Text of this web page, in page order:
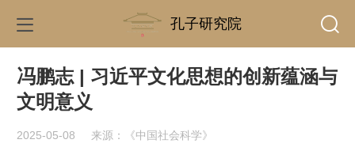
孔子研究院
冯鹏志 | 习近平文化思想的创新蕴涵与
文明意义
2025-05-08 来源：《中国社会科学》